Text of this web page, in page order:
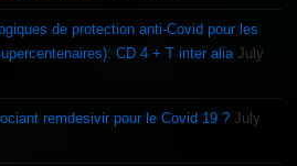
de protection anti-Covid pour les
CD 4 + T inter alia July
remdesivir pour le Covid 19 ? July